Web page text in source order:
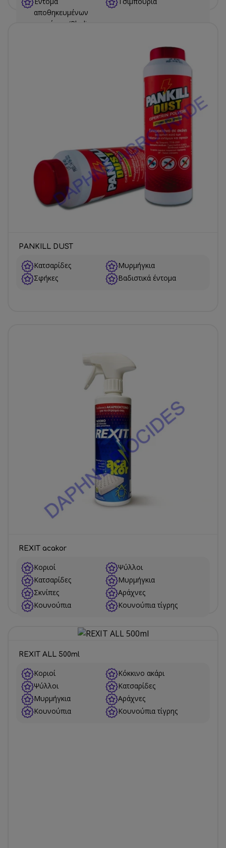
αποθηκευμένων
τροφίμων (Plodia
PANKILL DUST
Κατσαρίδες
Μυρμήγκια
Σφήκες
Βαδιστικά έντομα
REXIT acakor
Κοριοί
Ψύλλοι
Κατσαρίδες
Μυρμήγκια
Σκνίπες
Αράχνες
Κουνούπια
Κουνούπια τίγρης
REXIT ALL 500ml
Κοριοί
Κόκκινο ακάρι
Ψύλλοι
Κατσαρίδες
Μυρμήγκια
Αράχνες
Κουνούπια
Κουνούπια τίγρης